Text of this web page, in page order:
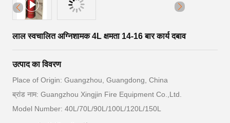
लाल स्वचालित अग्निशामक 4L क्षमता 14-16 बार कार्य दबाव
उत्पाद का विवरण
Place of Origin: Guangzhou, Guangdong, China
ब्रांड नाम: Guangzhou Xingjin Fire Equipment Co.,Ltd.
Model Number: 40L/70L/90L/100L/120L/150L